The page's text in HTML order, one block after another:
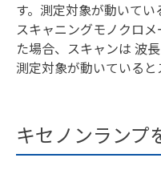
す。測定対象が動いてい
スキャニングモノクロ
た場合、スキャンは 波
測定対象が動いていると
キセノンランプ